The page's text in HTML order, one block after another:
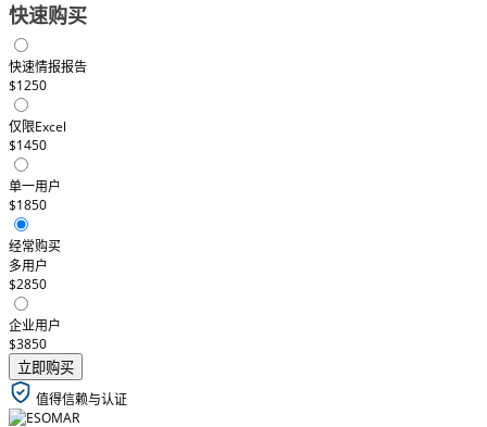
快速购买
快速情报报告
$1250
仅限Excel
$1450
单一用户
$1850
经常购买
多用户
$2850
企业用户
$3850
立即购买
值得信赖与认证